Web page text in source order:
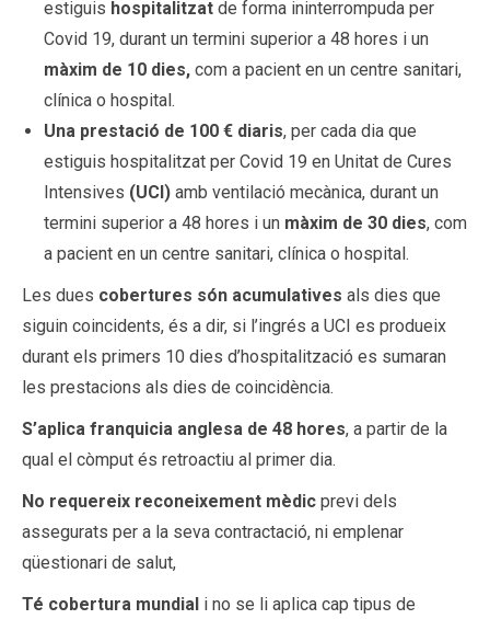
estiguis hospitalitzat de forma ininterrompuda per
Covid 19, durant un termini superior a 48 hores i un
màxim de 10 dies, com a pacient en un centre sanitari,
clínica o hospital.
Una prestació de 100 € diaris, per cada dia que
estiguis hospitalitzat per Covid 19 en Unitat de Cures
Intensives (UCI) amb ventilació mecànica, durant un
termini superior a 48 hores i un màxim de 30 dies, com
a pacient en un centre sanitari, clínica o hospital.
Les dues cobertures són acumulatives als dies que
siguin coincidents, és a dir, si l’ingrés a UCI es produeix
durant els primers 10 dies d’hospitalització es sumaran
les prestacions als dies de coincidència.
S’aplica franquicia anglesa de 48 hores, a partir de la
qual el còmput és retroactiu al primer dia.
No requereix reconeixement mèdic previ dels
assegurats per a la seva contractació, ni emplenar
qüestionari de salut,
Té cobertura mundial i no se li aplica cap tipus de